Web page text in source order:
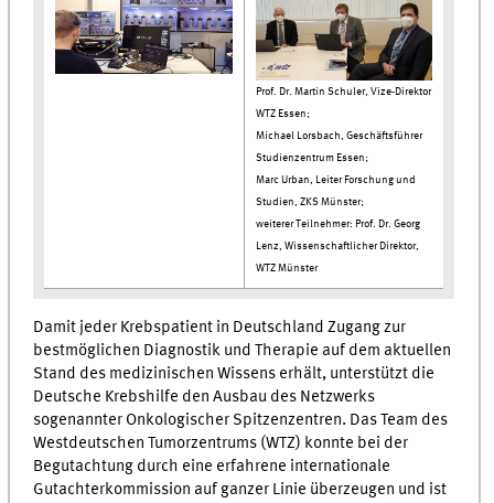
Prof. Dr. Martin Schuler, Vize-Direktor
WTZ Essen;
Michael Lorsbach, Geschäftsführer
Studienzentrum Essen;
Marc Urban, Leiter Forschung und
Studien, ZKS Münster;
weiterer Teilnehmer: Prof. Dr. Georg
Lenz, Wissenschaftlicher Direktor,
WTZ Münster
Damit jeder Krebspatient in Deutschland Zugang zur
bestmöglichen Diagnostik und Therapie auf dem aktuellen
Stand des medizinischen Wissens erhält, unterstützt die
Deutsche Krebshilfe den Ausbau des Netzwerks
sogenannter Onkologischer Spitzenzentren. Das Team des
Westdeutschen Tumorzentrums (WTZ) konnte bei der
Begutachtung durch eine erfahrene internationale
Gutachterkommission auf ganzer Linie überzeugen und ist